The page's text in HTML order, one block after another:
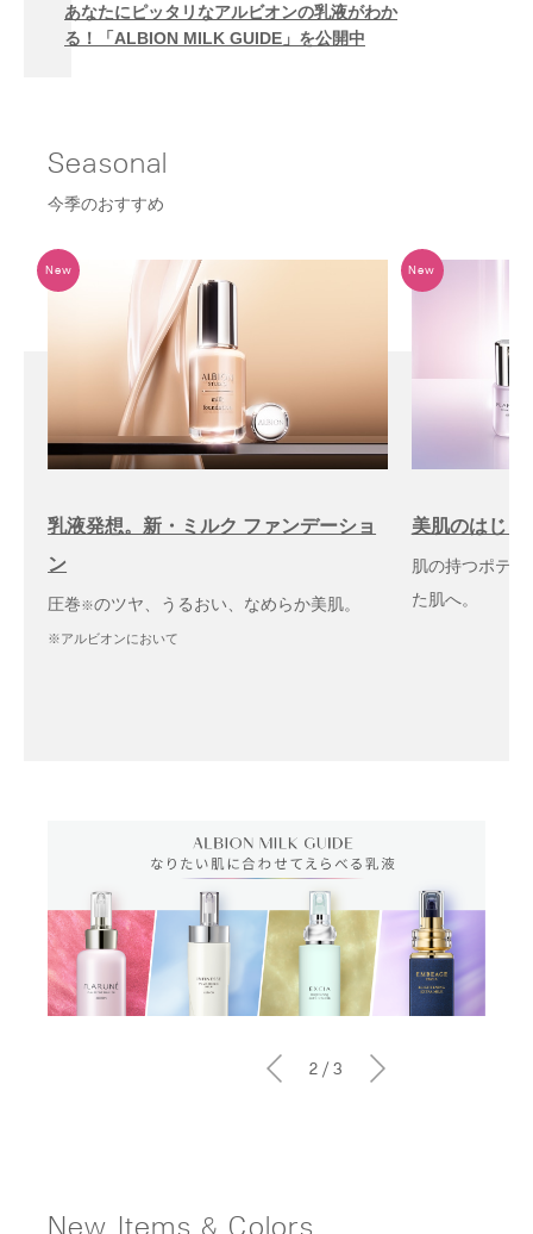
あなたにピッタリなアルビオンの乳液がわか
る！「ALBION MILK GUIDE」を公開中
Seasonal
今季のおすすめ
乳液発想。新・ミルク ファンデーショ
ン
圧巻※のツヤ、うるおい、なめらか美肌。
※アルビオンにおいて
美肌のはじま
肌の持つポテ
た肌へ。
2 /3
New Items & Colors